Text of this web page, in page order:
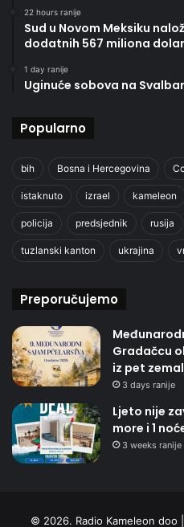
22 hours ranije
Sud u Novom Meksiku
dodatnih 567 miliona
1 day ranije
Uginuće sobova na
Popularno
bih Bosna i Hercegovina
istaknuto izrael kameleon
policija predsjednik rusija
tuzlanski kanton ukrajina
Preporučujemo
Gradačcu
iz pet
3 days ranije
Ljeto nije
more i 1
3 weeks ranije
© 2026. Radio Kameleon doo